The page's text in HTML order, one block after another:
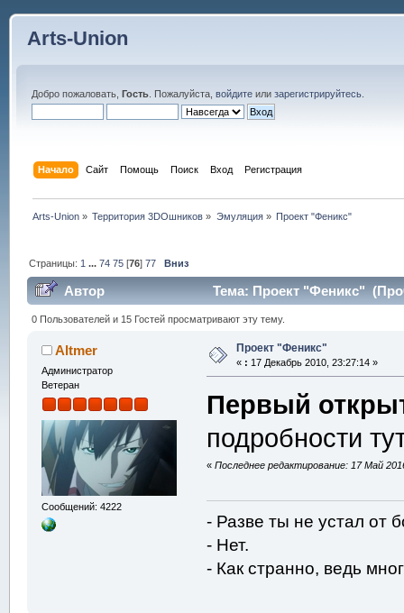
Arts-Union
Добро пожаловать, Гость. Пожалуйста, войдитеили зарегистрируйтесь.
Начало Сайт Помощь Поиск Вход Регистрация
Arts-Union » Территория 3DOшников » Эмуляция» Проект "Феникс"
Страницы: 1 ...74 75 [76]77 Вниз
Автор Тема: Проект "Феникс"
0 Пользователей и 15 Гостей просматривают эту тему.
Altmer
Администратор
Ветеран
Сообщений: 4222
Проект "Феникс"
« : 17 Декабрь 2010, 23:27:14 »
Первый
подробности
«Последнее редактирование: 17 Май
- Разве ты не устал от
- Нет.
- Как странно, ведь